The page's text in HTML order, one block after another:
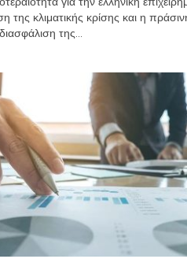
της κλιματικής κρίσης και η
της...